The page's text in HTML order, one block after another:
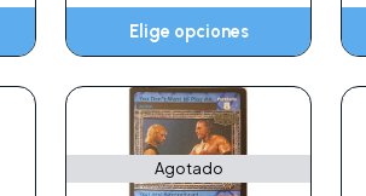
Elige opciones
Agotado